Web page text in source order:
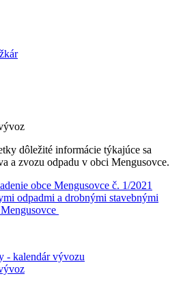
dôležité informácie týkajúce sa
a zvozu odpadu v obci Mengusovce.
obce Mengusovce č. 1/2021
odpadmi a drobnými stavebnými
- kalendár vývozu